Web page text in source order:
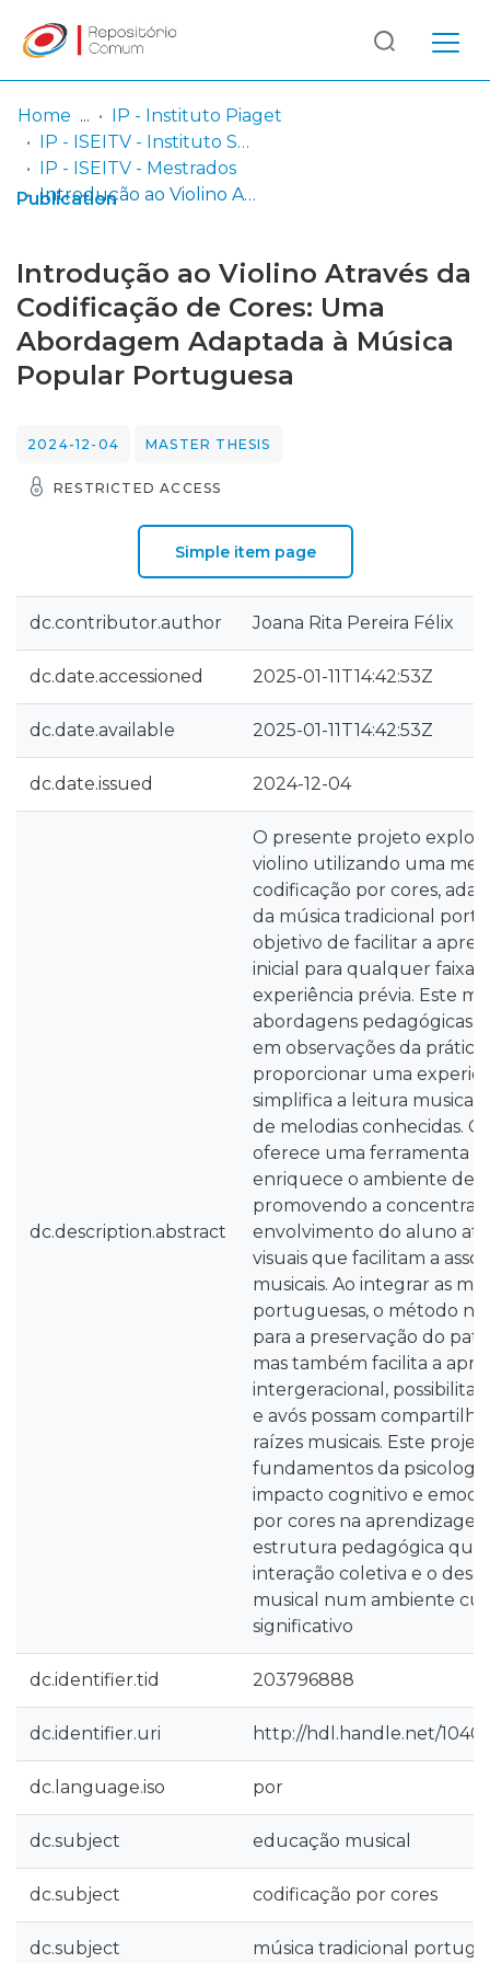
Communities
& Collections
Statistics
Log
In
(current)
Home
IP - Instituto Piaget
IP - ISEITV - Instituto Superior de Estudos Interculturais e Transdisciplinares de Viseu
IP - ISEITV - Mestrados
Introdução ao Violino Através da Codificação de Cores: Uma Abordagem Adaptada à Música Popular Portuguesa
Publication
Introdução ao Violino Através da
Codificação de Cores: Uma
Abordagem Adaptada à Música
Popular Portuguesa
2024-12-04 MASTER THESIS
RESTRICTED ACCESS
Simple item page
dc.contributor.author Joana Rita Pereira Félix
dc.date.accessioned 2025-01-11T14:42:53Z
dc.date.available 2025-01-11T14:42:53Z
dc.date.issued 2024-12-04
dc.description.abstract
O presente projeto
violino utilizando uma
codificação por cores,
da música tradicional
objetivo de facilitar a
inicial para qualquer faixa
experiência prévia. Este
abordagens pedagógicas
em observações da prática
proporcionar uma
simplifica a leitura musical
de melodias conhecidas. O
oferece uma ferramenta
enriquece o ambiente de
promovendo a
envolvimento do aluno
visuais que facilitam a
musicais. Ao integrar as
portuguesas, o método
para a preservação do
mas também facilita a
intergeracional,
e avós possam
raízes musicais. Este
fundamentos da psicologia
impacto cognitivo e
por cores na
estrutura pedagógica que
interação coletiva e o
musical num ambiente
significativo
dc.identifier.tid 203796888
dc.identifier.uri http://hdl.handle.net/
dc.language.iso por
dc.subject educação musical
dc.subject codificação por cores
dc.subject música tradicional